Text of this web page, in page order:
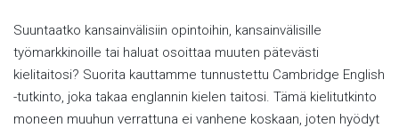
Suuntaatko kansainvälisiin opintoihin, kansainvälisille
työmarkkinoille tai haluat osoittaa muuten pätevästi
kielitaitosi? Suorita kauttamme tunnustettu Cambridge English
-tutkinto, joka takaa englannin kielen taitosi. Tämä kielitutkinto
moneen muuhun verrattuna ei vanhene koskaan, joten hyödyt